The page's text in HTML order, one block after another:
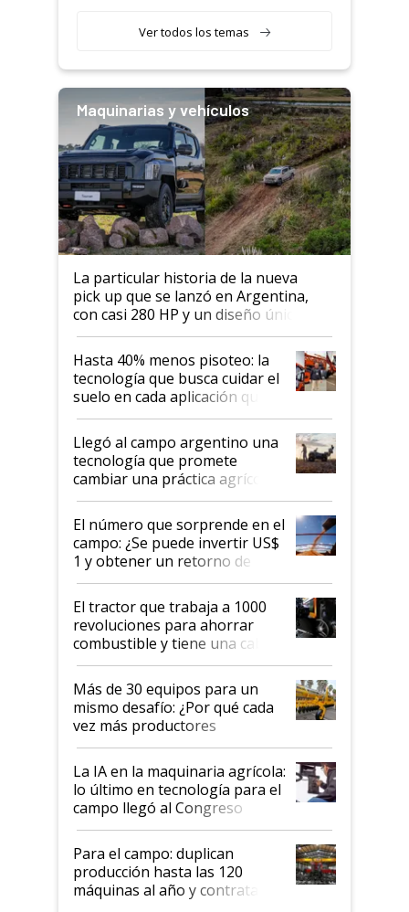
Ver todos los temas
Maquinarias y vehículos
La particular historia de la nueva
pick up que se lanzó en Argentina,
con casi 280 HP y un diseño único: a
cuánto se vende
Hasta 40% menos pisoteo: la
tecnología que busca cuidar el
suelo en cada aplicación que
llevó Jacto al Congreso
Aapresid 2026
Llegó al campo argentino una
tecnología que promete
cambiar una práctica agrícola
clave: ¿Y si analizar el suelo
fuera tan simple como apretar
un botón?
El número que sorprende en el
campo: ¿Se puede invertir US$
1 y obtener un retorno de
hasta US$ 10 en agricultura?
El tractor que trabaja a 1000
revoluciones para ahorrar
combustible y tiene una cabina
que parece una computadora:
lo último en el mundo,
disponible en Argentina
Más de 30 equipos para un
mismo desafío: ¿Por qué cada
vez más productores
incorporan fertilizante bajo
tierra?
La IA en la maquinaria agrícola:
lo último en tecnología para el
campo llegó al Congreso
Aapresid 2026
Para el campo: duplican
producción hasta las 120
máquinas al año y contratan